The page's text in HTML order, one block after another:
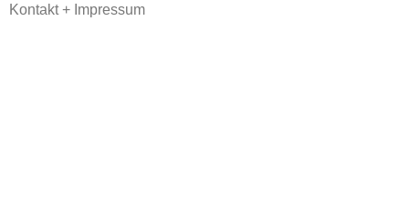
Kontakt + Impressum